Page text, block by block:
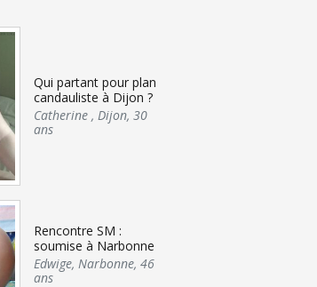
Qui partant pour plan
candauliste à Dijon ?
Catherine , Dijon, 30
ans
Rencontre SM :
soumise à Narbonne
Edwige, Narbonne, 46
ans